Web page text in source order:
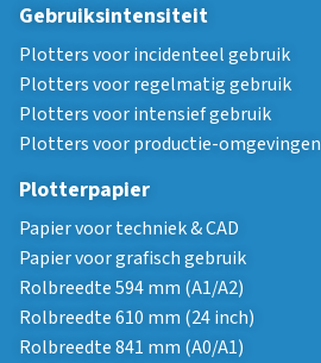
Gebruiksintensiteit
Plotters voor incidenteel gebruik
Plotters voor regelmatig gebruik
Plotters voor intensief gebruik
Plotters voor productie-omgevingen
Plotterpapier
Papier voor techniek & CAD
Papier voor grafisch gebruik
Rolbreedte 594 mm (A1/A2)
Rolbreedte 610 mm (24 inch)
Rolbreedte 841 mm (A0/A1)